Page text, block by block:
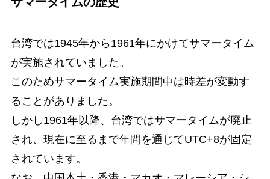
台湾では1945年から1961年にかけてサマータイム
が実施されていました。
このためサマータイム実施期間中は時差が変動す
ることがありました。
しかし1961年以降、台湾ではサマータイムが廃止
され、現在に至るまで年間を通じてUTC+8が固定
されています。